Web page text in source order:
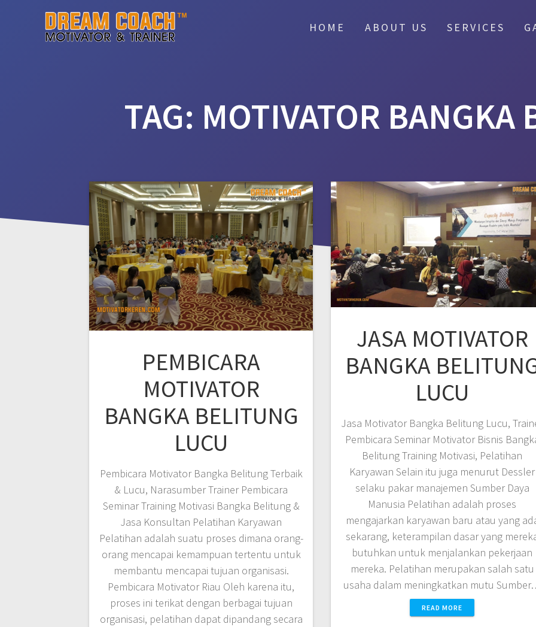
HOME ABOUT US SERVICES
TAG: MOTIVATOR BANGKA
PEMBICARA
MOTIVATOR
BANGKA BELITUNG
LUCU
Pembicara Motivator Bangka Belitung Terbaik
& Lucu, Narasumber Trainer Pembicara
Seminar Training Motivasi Bangka Belitung &
Jasa Konsultan Pelatihan Karyawan
Pelatihan adalah suatu proses dimana orang-
orang mencapai kemampuan tertentu untuk
membantu mencapai tujuan organisasi.
Pembicara Motivator Riau Oleh karena itu,
proses ini terikat dengan berbagai tujuan
organisasi, pelatihan dapat dipandang secara
JASA MOTIVATOR
BANGKA
LUCU
Jasa Motivator Bangka Belitung Lucu,
Pembicara Seminar Motivator Bisnis
Belitung Training Motivasi, Pelatihan
Karyawan Selain itu juga menurut Dessler
selaku pakar manajemen Sumber Daya
Manusia Pelatihan adalah proses
mengajarkan karyawan baru atau yang
sekarang, keterampilan dasar yang
butuhkan untuk menjalankan pekerjaan
mereka. Pelatihan merupakan salah satu
usaha dalam meningkatkan mutu
READ MORE